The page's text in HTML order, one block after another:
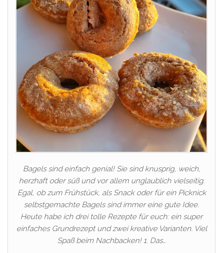
Bagels sind einfach genial! Sie sind knusprig, weich,
herzhaft oder süß und vor allem unglaublich vielseitig.
Egal, ob zum Frühstück, als Snack oder für ein Picknick
selbstgemachte Bagels sind immer eine gute Idee.
Heute habe ich drei tolle Rezepte für euch: ein super
einfaches Grundrezept und zwei kreative Varianten. Viel
Spaß beim Nachbacken! 1. Das…